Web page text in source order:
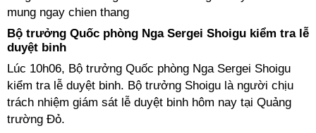
Bộ trưởng Quốc phòng Nga Sergei Shoigu kiểm tra lễ
duyệt binh
Lúc 10h06, Bộ trưởng Quốc phòng Nga Sergei Shoigu
kiểm tra lễ duyệt binh. Bộ trưởng Shoigu là người chịu
trách nhiệm giám sát lễ duyệt binh hôm nay tại Quảng
trường Đỏ.